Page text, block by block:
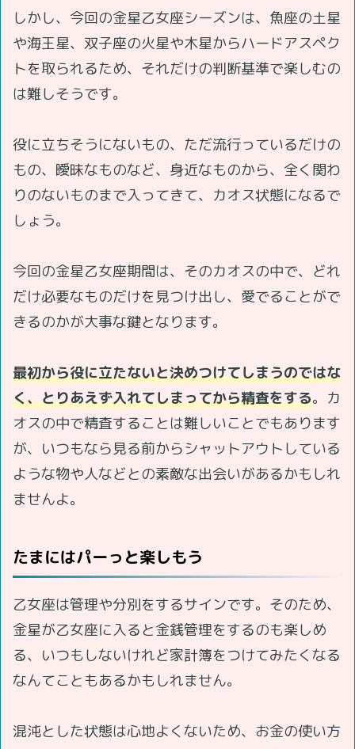
しかし、今回の金星乙女座シーズンは、魚座の土星
や海王星、双子座の火星や木星からハードアスペク
トを取られるため、それだけの判断基準で楽しむの
は難しそうです。
役に立ちそうにないもの、ただ流行っているだけの
もの、曖昧なものなど、身近なものから、全く関わ
りのないものまで入ってきて、カオス状態になるで
しょう。
今回の金星乙女座期間は、そのカオスの中で、どれ
だけ必要なものだけを見つけ出し、愛でることがで
きるのかが大事な鍵となります。
最初から役に立たないと決めつけてしまうのではな
く、とりあえず入れてしまってから精査をする。カ
オスの中で精査することは難しいことでもあります
が、いつもなら見る前からシャットアウトしている
ような物や人などとの素敵な出会いがあるかもしれ
ませんよ。
たまにはパーっと楽しもう
乙女座は管理や分別をするサインです。そのため、
金星が乙女座に入ると金銭管理をするのも楽しめ
る、いつもしないけれど家計簿をつけてみたくなる
なんてこともあるかもしれません。
混沌とした状態は心地よくないため、お金の使い方